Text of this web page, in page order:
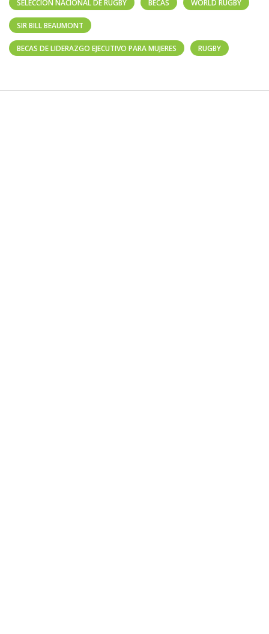
SELECCIÓN NACIONAL DE RUGBY BECAS WORLD RUGBY
SIR BILL BEAUMONT
BECAS DE LIDERAZGO EJECUTIVO PARA MUJERES RUGBY